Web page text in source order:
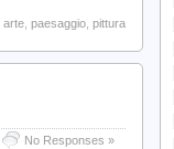
arte, paesaggio, pittura
No Responses »